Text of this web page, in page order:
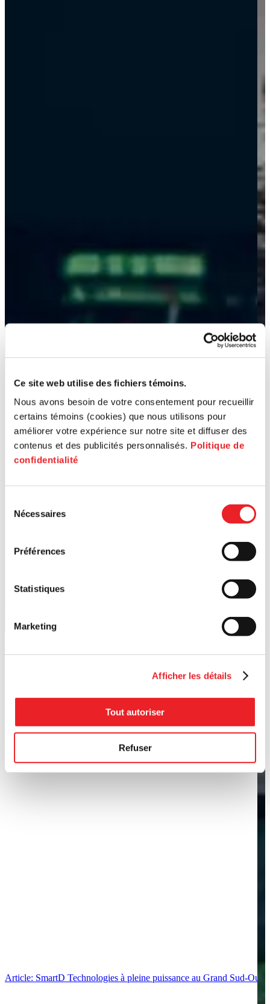
Ce site web utilise des fichiers témoins.
Nous avons besoin de votre consentement pour recueillir
certains témoins (cookies) que nous utilisons pour
améliorer votre expérience sur notre site et diffuser des
contenus et des publicités personnalisés. Politique de
confidentialité
Nécessaires
Préférences
Statistiques
Marketing
Afficher les détails
Tout autoriser
Refuser
Article: SmartD Technologies à pleine puissance au Grand Sud-Ouest